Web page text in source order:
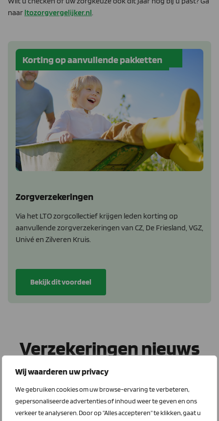
Wij waarderen uw privacy
We gebruiken cookies om uw browse-ervaring te verbeteren,
gepersonaliseerde advertenties of inhoud weer te geven en ons
verkeer te analyseren. Door op "Alles accepteren" te klikken, gaat u
naar ltozorgvergelijker.nl.
Korting op aanvullende pakketten
Zorgverzekeringen
Via het LTO zorgcollectief krijgen leden korting op
aanvullende zorgverzekeringen van CZ, De Friesland, VGZ,
Univé en Zilveren Kruis.
Bekijk dit voordeel
Verzekeringen nieuws